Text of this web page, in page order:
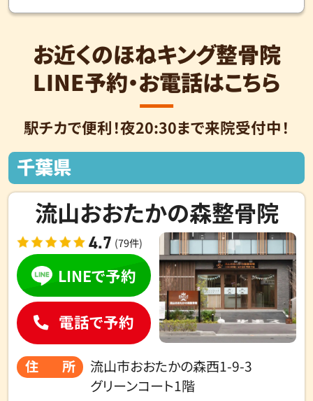
お近くのほねキング整骨院
LINE予約・お電話はこちら
駅チカで便利！夜20:30まで来院受付中！
千葉県
流山おおたかの森整骨院
4.7 (79件)
住所
流山市おおたかの森西1-9-3
グリーンコート1階
LINEで予約
電話で予約